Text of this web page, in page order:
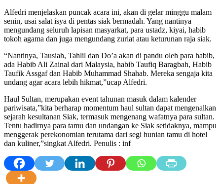
Alfedri menjelaskan puncak acara ini, akan di gelar minggu malam
senin, usai salat isya di pentas siak bermadah. Yang nantinya
mengundang seluruh lapisan masyarkat, para ustadz, kiyai, habib
tokoh agama dan juga mengundang zuriat atau keturunan raja siak.
“Nantinya, Tausiah, Tahlil dan Do’a akan di pandu oleh para habib,
ada Habib Ali Zainal dari Malaysia, habib Taufiq Baragbah, Habib
Taufik Assgaf dan Habib Muhammad Shahab. Mereka sengaja kita
undang agar acara lebih hikmat,”ucap Alfedri.
Haul Sultan, merupakan event tahunan masuk dalam kalender
pariwisata,”kita berharap momentum haul sultan dapat mengenalkan
sejarah kesultanan Siak, termasuk mengenang wafatnya para sultan.
Tentu hadirnya para tamu dan undangan ke Siak setidaknya, mampu
menggerak perekonomian terutama dari segi hunian tamu di hotel
dan kuliner,”singkat Alfedri. Penulis : inf